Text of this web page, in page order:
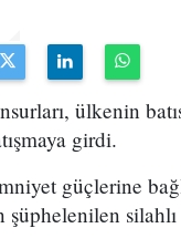
ülkenin
girdi.
güçlerine